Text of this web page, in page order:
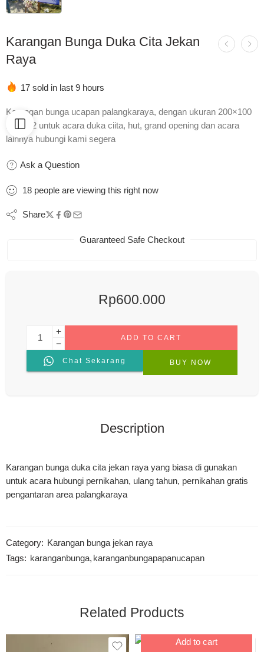
Karangan Bunga Duka Cita Jekan
Raya
17 sold in last 9 hours
Karangan bunga ucapan palangkaraya, dengan ukuran 200×100
bunga 2 untuk acara duka ciita, hut, grand opening dan acara
lainnya hubungi kami segera
Ask a Question
18 people are viewing this right now
Share
Guaranteed Safe Checkout
Rp600.000
ADD TO CART
Chat Sekarang BUY NOW
Description
Karangan bunga duka cita jekan raya yang biasa di gunakan
untuk acara hubungi pernikahan, ulang tahun, pernikahan gratis
pengantaran area palangkaraya
Category: Karangan bunga jekan raya
Tags: karanganbunga, karanganbungapapanucapan
Related Products
Add to cart